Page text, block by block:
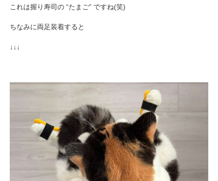
これは握り寿司の “たまご” ですね(笑)
ちなみに両足装着すると
↓↓↓